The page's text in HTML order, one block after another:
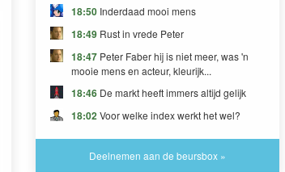
18:50 Inderdaad mooi mens
18:49 Rust in vrede Peter
18:47 Peter Faber hij is niet meer, was 'n
mooie mens en acteur, kleurijk...
18:46 De markt heeft immers altijd gelijk
18:02Voor welke index werkt het wel?
Deelnemen aan de beursbox »